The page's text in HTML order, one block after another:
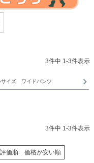
3件中 1-3件表示
サイズ ワイドパンツ
3件中 1-3件表示
価順 価格が安い順